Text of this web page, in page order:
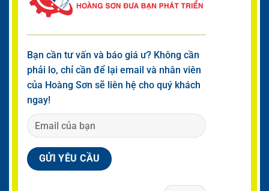
Bạn cần tư vấn và báo giá ư? Không cần
phải lo, chỉ cần để lại email và nhân viên
của Hoàng Sơn sẽ liên hệ cho quý khách
ngay!